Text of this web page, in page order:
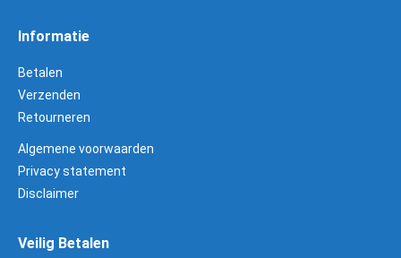
Informatie
Betalen
Verzenden
Retourneren
Algemene voorwaarden
Privacy statement
Disclaimer
Veilig Betalen